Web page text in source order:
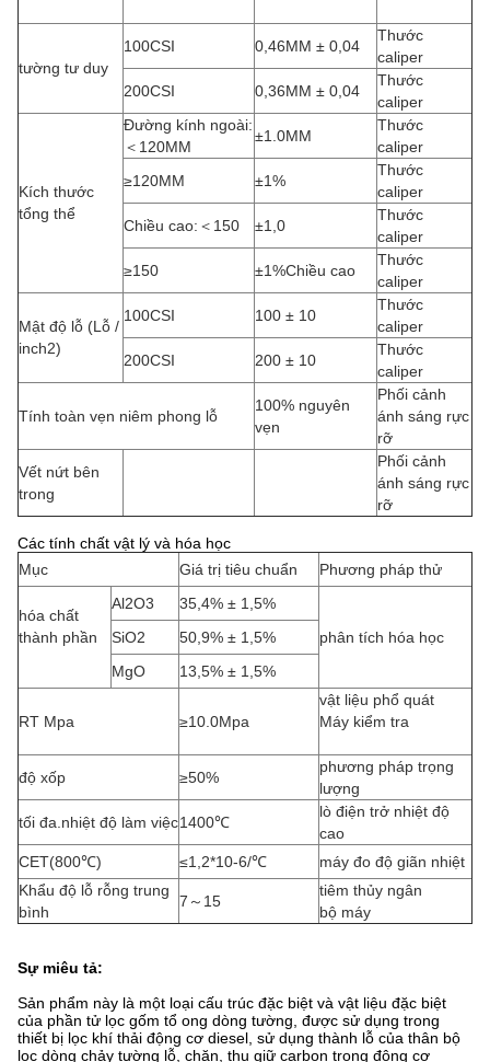
tường tư duy
100CSI 0,46MM ± 0,04
Thước
caliper
200CSI
0,36MM ± 0,04
Thước
caliper
Kích thước
tổng thể
Đường kính ngoài:
＜120MM
±1.0MM
Thước
caliper
≥120MM
±1%
Thước
caliper
Chiều cao:＜150
±1,0
Thước
caliper
≥150
±1%Chiều cao
Thước
caliper
Mật độ lỗ (Lỗ /
inch2)
100CSI 100 ± 10
Thước
caliper
200CSI
200 ± 10
Thước
caliper
Tính toàn vẹn niêm phong lỗ
100% nguyên
vẹn
Phối cảnh
ánh sáng rực
rỡ
Vết nứt bên
trong
Phối cảnh
ánh sáng rực
rỡ
Các tính chất vật lý và hóa học
Mục
Giá trị tiêu chuẩn Phương pháp thử
hóa chất
thành phần
Al2O3
35,4% ± 1,5%
phân tích hóa học
SiO2
50,9% ± 1,5%
MgO
13,5% ± 1,5%
RT Mpa ≥10.0Mpa
vật liệu phổ quát
Máy kiểm tra
độ xốp ≥50%
phương pháp trọng
lượng
tối đa.nhiệt độ làm việc1400℃
lò điện trở nhiệt độ
cao
CET(800℃)
≤1,2*10-6/℃
máy đo độ giãn nhiệt
Khẩu độ lỗ rỗng trung
bình
7～15
tiêm thủy ngân
bộ máy
Sự miêu tả:
Sản phẩm này là một loại cấu trúc đặc biệt và vật liệu đặc biệt
của phần tử lọc gốm tổ ong dòng tường, được sử dụng trong
thiết bị lọc khí thải động cơ diesel, sử dụng thành lỗ của thân bộ
lọc dòng chảy tường lỗ, chặn, thu giữ carbon trong động cơ